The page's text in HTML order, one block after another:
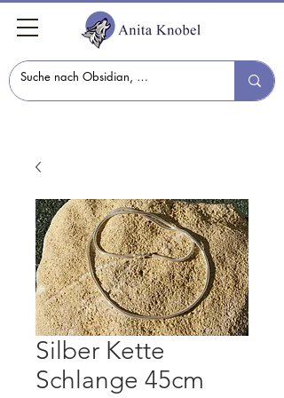
Silber Kette
Schlange 45cm